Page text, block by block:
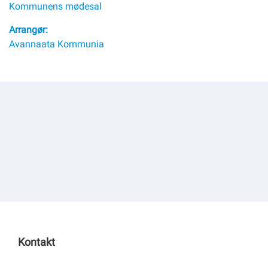
Om kommunen
Kommunens mødesal
Arrangør:
Avannaata Kommunia
Kontakt